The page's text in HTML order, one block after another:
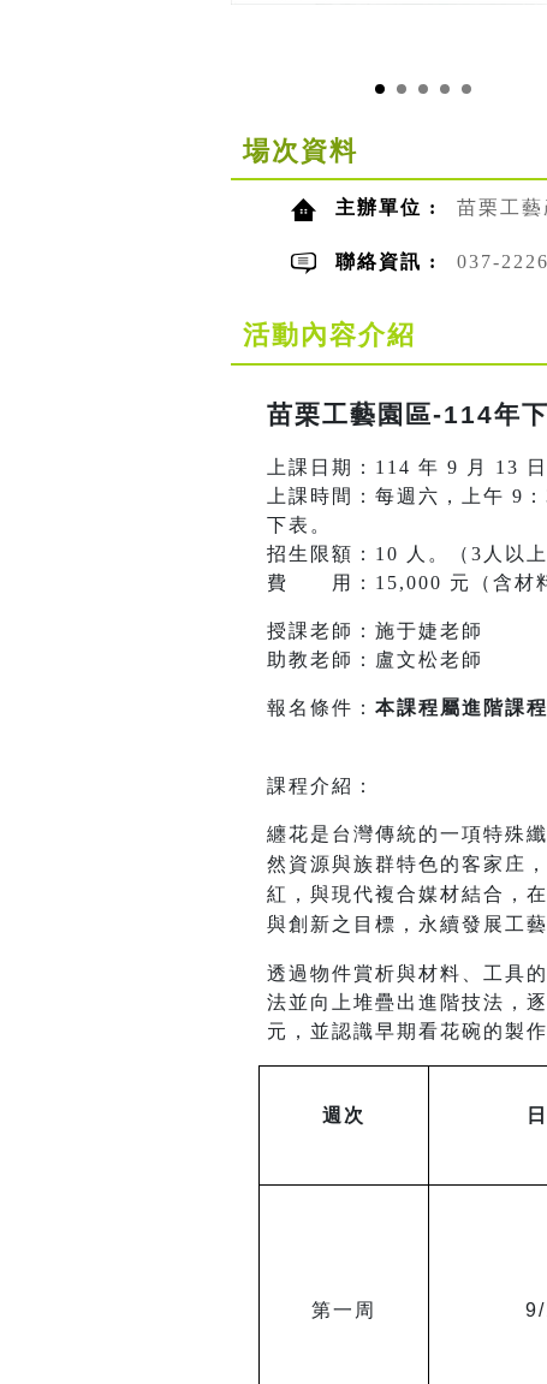
場次資料
主辦單位 : 苗栗工
聯絡資訊 : 037-
活動內容介紹
苗栗工藝園區-114年
上課日期：114 年 9 月 13
上課時間：每週六，上午 9
下表。
招生限額：10 人。（3人以上
費 用：15,000 元（含材
授課老師：施于婕老師
助教老師：盧文松老師
報名條件： 本課程屬進階課
課程介紹：
纏花是台灣傳統的一項特殊
然資源與族群特色的客家庄
紅，與現代複合媒材結合，
與創新之目標，永續發展工藝
透過物件賞析與材料、工具
法並向上堆疊出進階技法，
元，並認識早期看花碗的製
週次
第一周